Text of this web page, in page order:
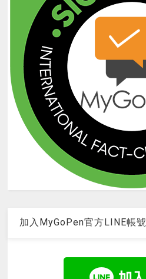
加入MyGoPen官方LINE帳號